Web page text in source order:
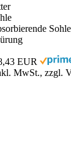
Sohle
EUR
MwSt., zzgl.